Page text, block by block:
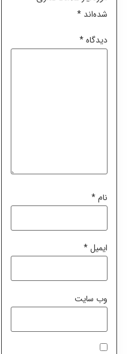
شده‌اند *
دیدگاه*
نام*
ایمیل*
وب‌ سایت